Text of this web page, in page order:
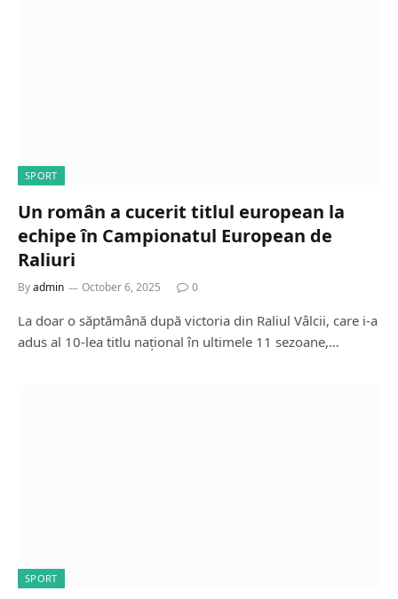
SPORT
Un român a cucerit titlul european la
echipe în Campionatul European de
Raliuri
Byadmin October 6, 2025 0
La doar o săptămână după victoria din Raliul Vâlcii, care i-a
adus al 10-lea titlu național în ultimele 11 sezoane,…
SPORT